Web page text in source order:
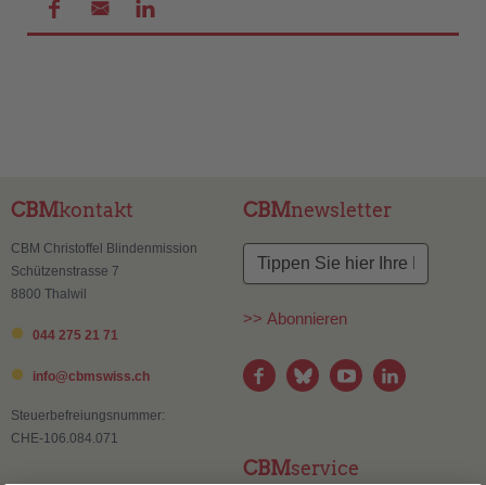
CBMkontakt
CBM Christoffel Blindenmission
Schützenstrasse 7
8800 Thalwil
044 275 21 71
info@cbmswiss.ch
Steuerbefreiungsnummer:
CHE-106.084.071
CBMnewsletter
>> Abonnieren
CBMservice